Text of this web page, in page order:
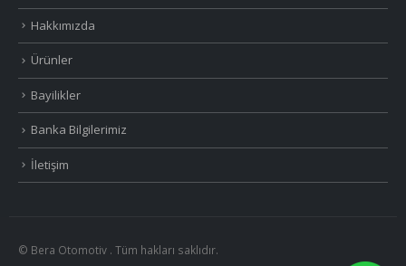
Hakkımızda
Ürünler
Bayilikler
Banka Bilgilerimiz
İletişim
© Bera Otomotiv . Tüm hakları saklıdır.